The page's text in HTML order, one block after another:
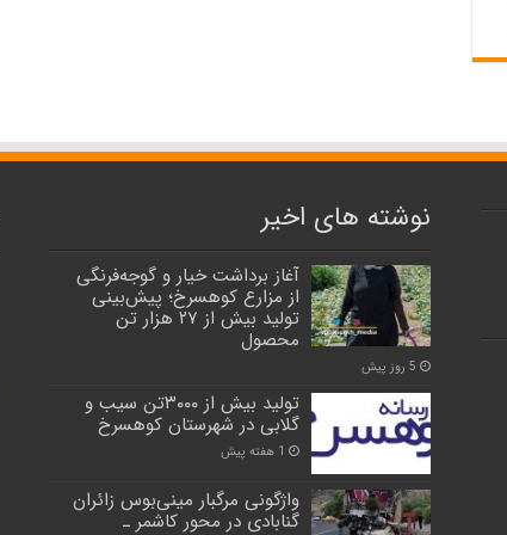
نوشته های اخیر
آغاز برداشت خیار و گوجه‌فرنگی
از مزارع کوهسرخ؛ پیش‌بینی
تولید بیش از ۲۷ هزار تن
محصول
5 روز پیش
تولید بیش از ۳۰۰۰تن سیب و
گلابی در شهرستان کوهسرخ
1 هفته پیش
واژگونی مرگبار مینی‌بوس زائران
گنابادی در محور کاشمر ـ